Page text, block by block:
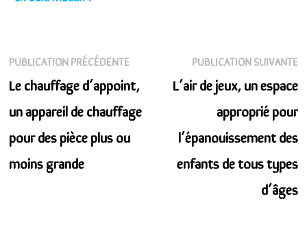
salle à manger ?
Navigation
de
l’article
PUBLICATION PRÉCÉDENTEPublication
précédente :
Le chauffage d’appoint,
un appareil de chauffage
pour des pièce plus ou
moins grande
PUBLICATION SUIVANTE
L’air de jeux, un espace
approprié pour
l’épanouissement des
enfants de tous types
d’âges